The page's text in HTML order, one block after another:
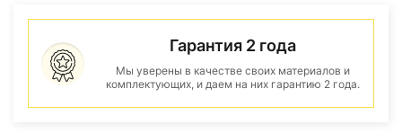
Гарантия 2 года
Мы уверены в качестве своих материалов и
комплектующих, и даем на них гарантию 2 года.